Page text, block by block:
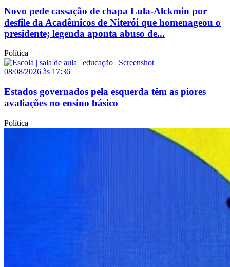
Novo pede cassação de chapa Lula-Alckmin por
desfile da Acadêmicos de Niterói que homenageou o
presidente; legenda aponta abuso de...
Política
08/08/2026 às 17:36
Estados governados pela esquerda têm as piores
avaliações no ensino básico
Política